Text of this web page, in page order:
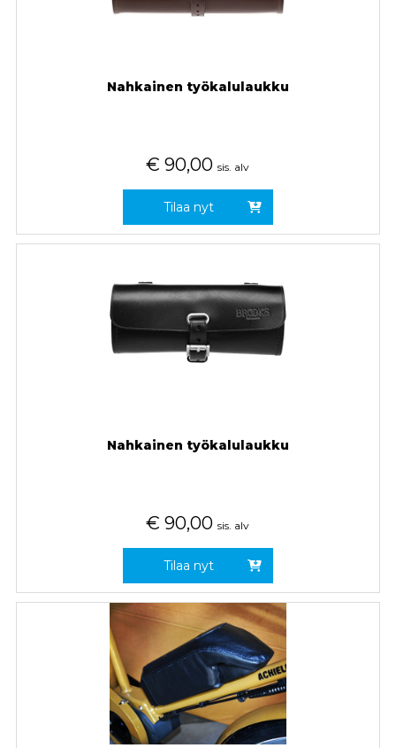
Nahkainen työkalulaukku
€ 90,00 sis. alv
Tilaa nyt
Nahkainen työkalulaukku
€ 90,00 sis. alv
Tilaa nyt